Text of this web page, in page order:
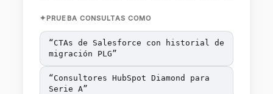
PRUEBA CONSULTAS COMO
“CTAs de Salesforce con historial de
migración PLG”
“Consultores HubSpot Diamond para
Serie A”